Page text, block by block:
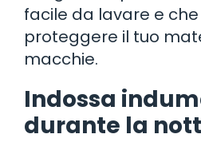
facile da lavare e
proteggere il tuo
macchie.
Indossa
durante la